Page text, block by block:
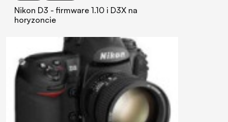
Nikon D3 - firmware 1.10 i D3X na
horyzoncie